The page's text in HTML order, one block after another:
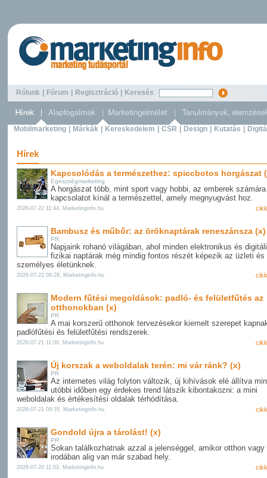
Rólunk Fórum Regisztráció Keresés
Mobilmarketing Márkák Kereskedelem CSR Design Kutatás
Hírek
Kapcsolódás a természethez: spiccbotos horgászat
Egészségmarketing
A horgászat több, mint sport vagy hobbi, az emberek
kapcsolatot kínál a természettel, amely megnyugvást hoz.
2026-07-22 11:44, Marketinginfo.hu
Bambusz és műbőr: az öröknaptárak reneszánsza (x)
PR
Napjaink rohanó világában, ahol minden elektronikus és
fizikai naptárak még mindig fontos részét képezik az üzleti és
személyes életünknek.
2026-07-22 09:28, Marketinginfo.hu
Modern fűtési megoldások: padló- és felületfűtés az
otthonokban (x)
PR
A mai korszerű otthonok tervezésekor kiemelt szerepet
padlófűtési és felületfűtési rendszerek.
2026-07-21 11:00, Marketinginfo.hu
Új korszak a weboldalak terén: mi vár ránk? (x)
PR
Az internetes világ folyton változik, új kihívások elé állítva
utóbbi időben egy érdekes trend látszik kibontakozni: a mini
weboldalak és értékesítési oldalak térhódítása.
2026-07-21 09:35, Marketinginfo.hu
Gondold újra a tárolást! (x)
PR
Sokan találkozhatnak azzal a jelenséggel, amikor otthon vagy
irodában alig van már szabad hely.
2026-07-20 11:02, Marketinginfo.hu